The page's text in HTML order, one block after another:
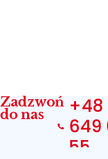
Zadzwoń
do nas
+48
649
55